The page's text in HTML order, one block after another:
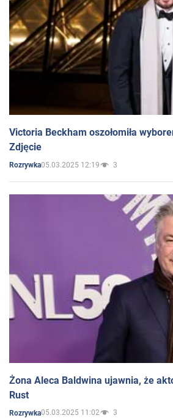
Victoria Beckham oszołomiła
Zdjęcie
Rozrywka05.03.2025 12:19 3
Żona Aleca Baldwina ujawnia, że
Rust
Rozrywka05.03.2025 11:02 3